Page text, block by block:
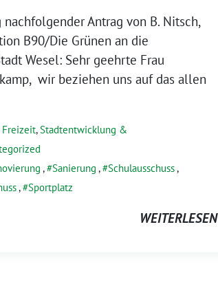
Antrag von B. Nitsch,
B90/Die Grünen an die
Wesel: Sehr geehrte Frau
wir beziehen uns auf das allen
,Stadtentwicklung &
, Sanierung , Schulausschuss,
, Sportplatz
WEITERLESEN